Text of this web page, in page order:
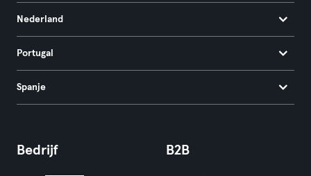
Nederland
Portugal
Spanje
Bedrijf B2B